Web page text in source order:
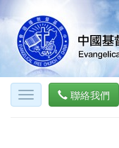
聯絡我們